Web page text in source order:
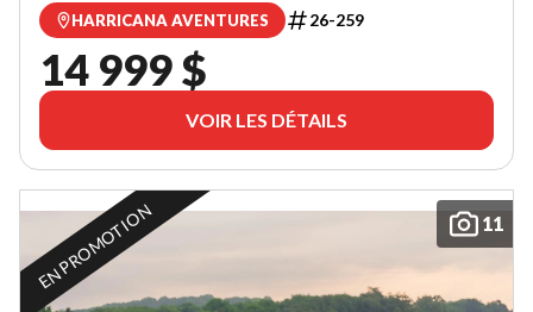
HARRICANA AVENTURES 26-259
14 999 $
VOIR LES DÉTAILS
11
EN PROMOTION